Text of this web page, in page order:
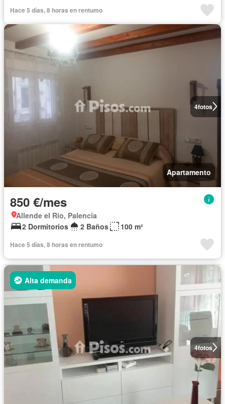
Hace 5 días, 8 horas en rentumo
4fotos
Apartamento
850 €/mes
Allende el Río, Palencia
2 Dormitorios
2 Baños 100 m²
Hace 5 días, 8 horas en rentumo
4fotos
Alta demanda